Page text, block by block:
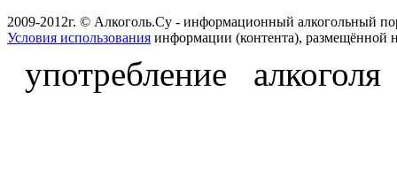
2009-2012г. © Алкоголь.Су - информационный алкогольный
Условия использования информации (контента), размещённой
употребление